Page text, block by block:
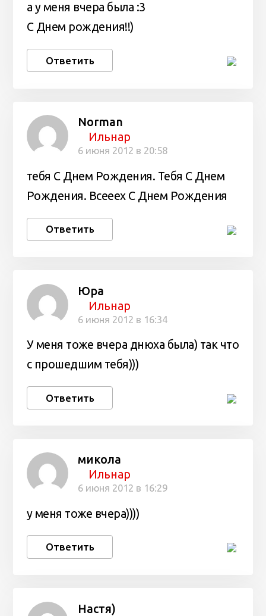
а у меня вчера была :3
С Днем рождения!!)
Ответить
Norman
Ильнар
6 июня 2012 в 20:58
тебя С Днем Рождения. Тебя С Днем
Рождения. Всееех С Днем Рождения
Ответить
Юра
Ильнар
6 июня 2012 в 16:34
У меня тоже вчера днюха была) так что
с прошедшим тебя)))
Ответить
микола
Ильнар
6 июня 2012 в 16:29
у меня тоже вчера))))
Ответить
Настя)